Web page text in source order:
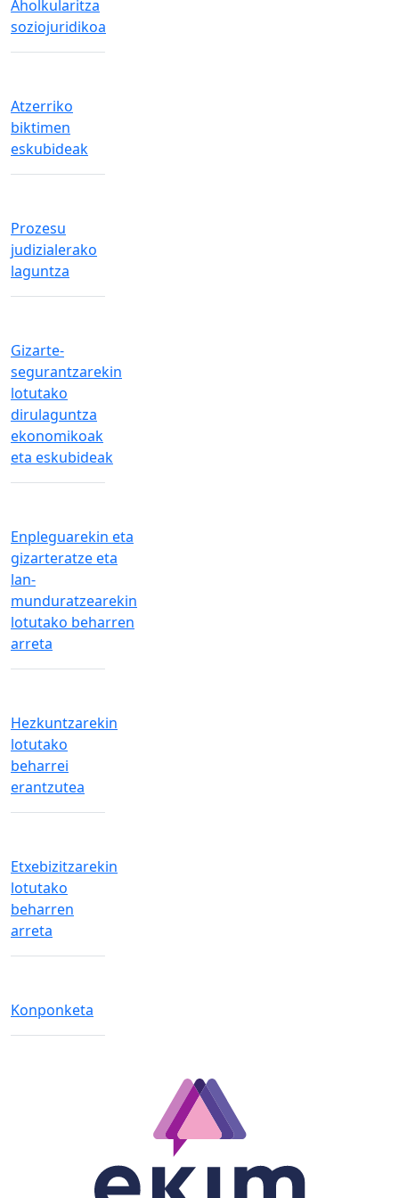
Aholkularitza
soziojuridikoa
Atzerriko
biktimen
eskubideak
Prozesu
judizialerako
laguntza
Gizarte-
segurantzarekin
lotutako
dirulaguntza
ekonomikoak
eta eskubideak
Enpleguarekin eta
gizarteratze eta
lan-
munduratzearekin
lotutako beharren
arreta
Hezkuntzarekin
lotutako
beharrei
erantzutea
Etxebizitzarekin
lotutako
beharren
arreta
Konponketa